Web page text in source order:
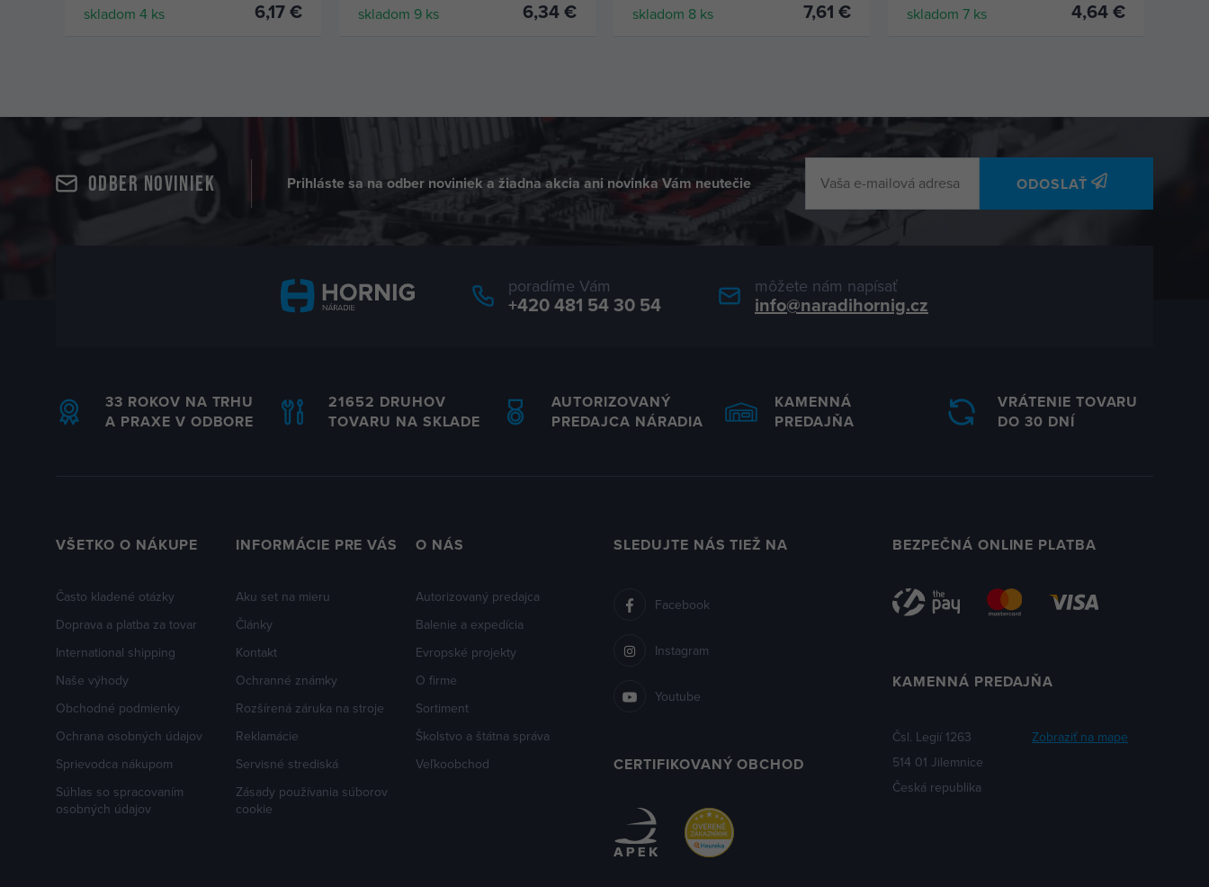
skladom 4 ks 6,17 € skladom 9 ks 6,34 € skladom 8 ks 7,61 € skladom 7 ks 4,64 €
Odber noviniek Prihláste sa na odber noviniek a žiadna akcia ani novinka Vám neutečie ODOSLAŤ
poradíme Vám
+420 481 54 30 54
môžete nám napísať
info@naradihornig.cz
33 ROKOV NA TRHU
A PRAXE V ODBORE
21652 DRUHOV
TOVARU NA SKLADE
AUTORIZOVANÝ
PREDAJCA NÁRADIA
KAMENNÁ
PREDAJŇA
VRÁTENIE TOVARU
DO 30 DNÍ
VŠETKO O NÁKUPE
Často kladené otázky
Doprava a platba za tovar
International shipping
Naše výhody
Obchodné podmienky
Ochrana osobných údajov
Sprievodca nákupom
Súhlas so spracovaním
osobných údajov
INFORMÁCIE PRE VÁS
Aku set na mieru
Články
Kontakt
Ochranné známky
Rozšírená záruka na stroje
Reklamácie
Servisné strediská
Zásady používania súborov
cookie
O NÁS
Autorizovaný predajca
Balenie a expedícia
Evropské projekty
O firme
Sortiment
Školstvo a štátna správa
Veľkoobchod
SLEDUJTE NÁS TIEŽ NA
Facebook
Instagram
Youtube
CERTIFIKOVANÝ OBCHOD
BEZPEČNÁ ONLINE PLATBA
KAMENNÁ PREDAJŇA
Čsl. Legií 1263
514 01 Jilemnice
Česká republika
Zobraziť na mape